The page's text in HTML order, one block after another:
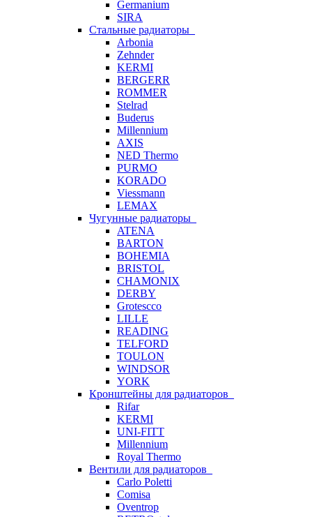
Germanium
SIRA
Стальные радиаторы
Arbonia
Zehnder
KERMI
BERGERR
ROMMER
Stelrad
Buderus
Millennium
AXIS
NED Thermo
PURMO
KORADO
Viessmann
LEMAX
Чугунные радиаторы
ATENA
BARTON
BOHEMIA
BRISTOL
CHAMONIX
DERBY
Grotescco
LILLE
READING
TELFORD
TOULON
WINDSOR
YORK
Кронштейны для радиаторов
Rifar
KERMI
UNI-FITT
Millennium
Royal Thermo
Вентили для радиаторов
Carlo Poletti
Comisa
Oventrop